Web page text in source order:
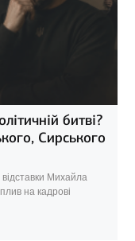
битві?
Сирського
відставки Михайла
на кадрові